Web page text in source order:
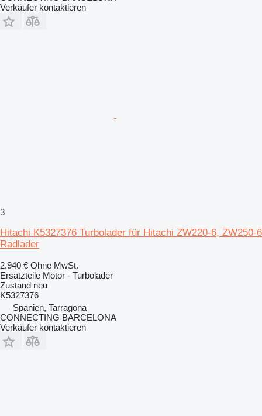
Verkäufer kontaktieren
3
Hitachi K5327376 Turbolader für Hitachi ZW220-6, ZW250-6
Radlader
2.940 € Ohne MwSt.
Ersatzteile Motor - Turbolader
Zustand neu
K5327376
Spanien, Tarragona
CONNECTING BARCELONA
Verkäufer kontaktieren